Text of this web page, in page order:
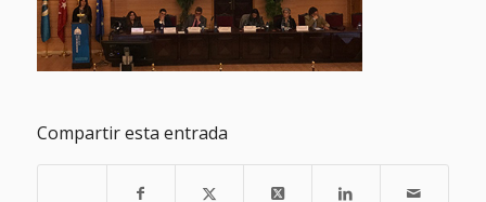
Compartir esta entrada